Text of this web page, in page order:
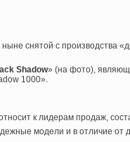
снятой с производства
Shadow» (на фото),
1000».
к лидерам продаж,
модели и в отличие от